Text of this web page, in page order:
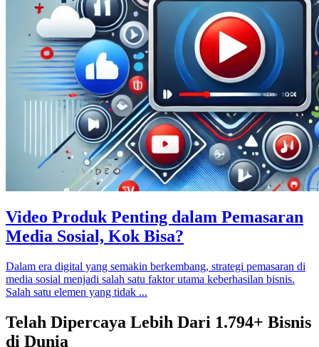
Video Produk Penting dalam Pemasaran
Media Sosial, Kok Bisa?
Dalam era digital yang semakin berkembang, strategi pemasaran di
media sosial menjadi salah satu faktor utama keberhasilan bisnis.
Salah satu elemen yang tidak ...
Telah Dipercaya Lebih Dari 1.794+ Bisnis
di Dunia